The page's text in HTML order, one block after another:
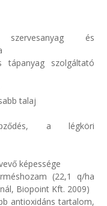
szervesanyag és
szolgáltató
talaj
a légköri
képessége
(22,1 q/ha
Biopoint Kft. 2009)
antioxidáns tartalom,